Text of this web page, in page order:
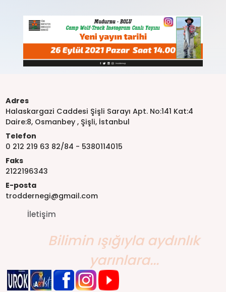
Adres
Halaskargazi Caddesi Şişli Sarayı Apt. No:141 Kat:4
Daire:8, Osmanbey , Şişli, İstanbul
Telefon
0 212 219 63 82/84 - 5380114015
Faks
2122196343
E-posta
troddernegi@gmail.com
İletişim
Bilimin ışığıyla aydınlık
yarınlara...